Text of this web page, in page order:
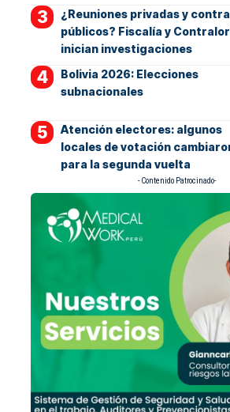
¿Reuniones privadas y
públicos? Fiscalía y
inician investigaciones
Bolivia 2026: Elecciones
subnacionales
Atención electores: algunos
locales de votación
para la segunda vuelta
- Contenido Patrocinado-